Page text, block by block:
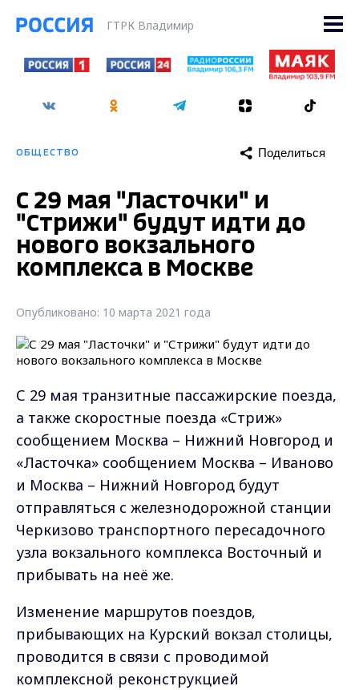
ГТРК Владимир
ОБЩЕСТВО Поделиться
С 29 мая "Ласточки" и
"Стрижи" будут идти до
нового вокзального
комплекса в Москве
Опубликовано: 10 марта 2021 года
С 29 мая транзитные пассажирские поезда,
а также скоростные поезда «Стриж»
сообщением Москва – Нижний Новгород и
«Ласточка» сообщением Москва – Иваново
и Москва – Нижний Новгород будут
отправляться с железнодорожной станции
Черкизово транспортного пересадочного
узла вокзального комплекса Восточный и
прибывать на неё же.
Изменение маршрутов поездов,
прибывающих на Курский вокзал столицы,
проводится в связи с проводимой
комплексной реконструкцией